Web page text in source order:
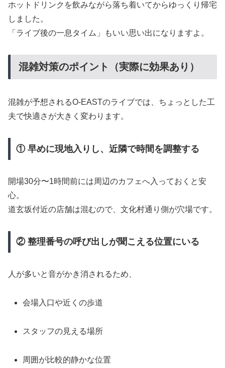
ホットドリンクを飲みながら落ち着いてからゆっくり帰宅
しました。
「ライブ後の一息タイム」もいい思い出になりますよ。
混雑対策のポイント（実際に効果あり）
混雑が予想されるO-EASTのライブでは、ちょっとした工
夫で快適さが大きく変わります。
① 早めに現地入りし、近隣で時間を調整する
開場30分〜1時間前には周辺のカフェへ入っておくと安
心。
道玄坂付近の店舗は混むので、文化村通り側が穴場です。
② 整理番号の呼び出しが聞こえる位置にいる
人が多いと音がかき消されるため、
会場入口や近くの歩道
スタッフの見える場所
周囲が比較的静かな位置